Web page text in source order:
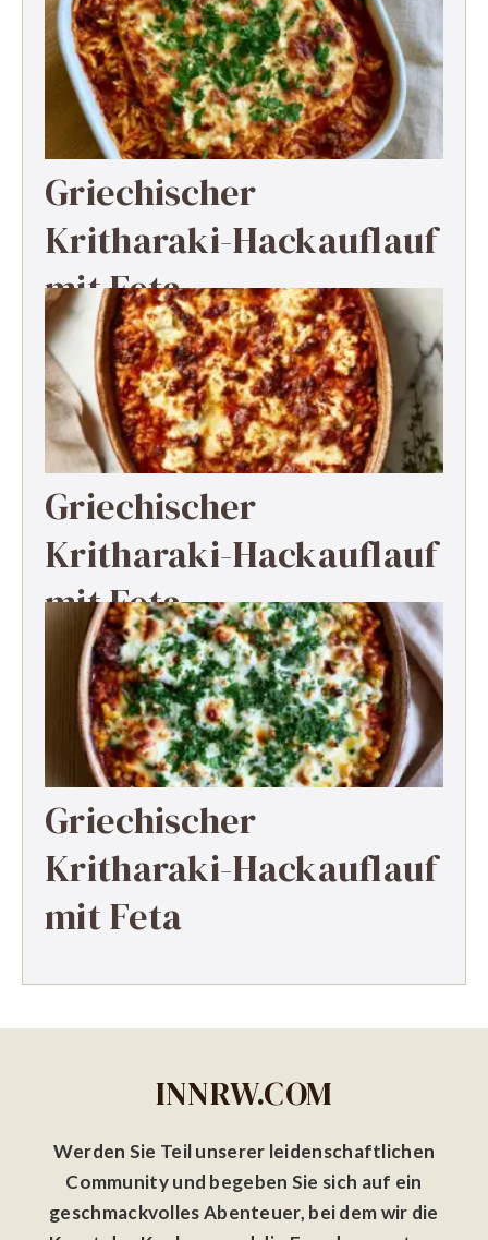
Griechischer
Kritharaki-Hackauflauf
mit Feta
Griechischer
Kritharaki-Hackauflauf
mit Feta
Griechischer
Kritharaki-Hackauflauf
mit Feta
INNRW.COM
Werden Sie Teil unserer leidenschaftlichen
Community und begeben Sie sich auf ein
geschmackvolles Abenteuer, bei dem wir die